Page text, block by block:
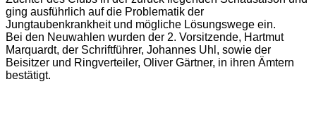
ging ausführlich auf die Problematik der
Jungtaubenkrankheit und mögliche Lösungswege ein.
Bei den Neuwahlen wurden der 2. Vorsitzende, Hartmut
Marquardt, der Schriftführer, Johannes Uhl, sowie der
Beisitzer und Ringverteiler, Oliver Gärtner, in ihren Ämtern
bestätigt.